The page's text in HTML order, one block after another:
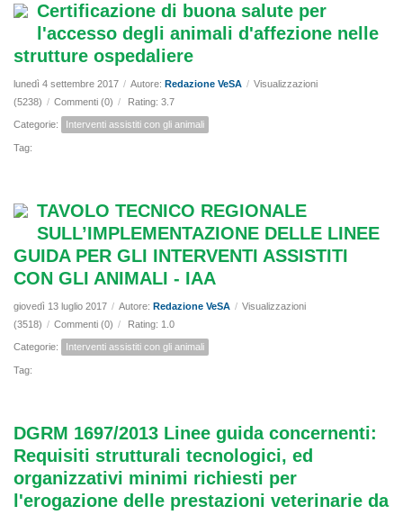
Certificazione di buona salute per
l'accesso degli animali d'affezione nelle
strutture ospedaliere
lunedì 4 settembre 2017 / Autore: Redazione VeSA / Visualizzazioni
(5238) / Commenti (0) / Rating: 3.7
Categorie: Interventi assistiti con gli animali
Tag:
TAVOLO TECNICO REGIONALE
SULL’IMPLEMENTAZIONE DELLE LINEE
GUIDA PER GLI INTERVENTI ASSISTITI
CON GLI ANIMALI - IAA
giovedì 13 luglio 2017 / Autore: Redazione VeSA / Visualizzazioni
(3518) / Commenti (0) / Rating: 1.0
Categorie: Interventi assistiti con gli animali
Tag:
DGRM 1697/2013 Linee guida concernenti:
Requisiti strutturali tecnologici, ed
organizzativi minimi richiesti per
l'erogazione delle prestazioni veterinarie da